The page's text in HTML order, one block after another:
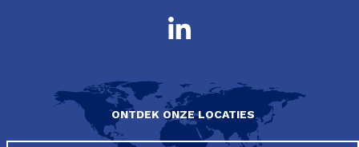
ONTDEK ONZE LOCATIES